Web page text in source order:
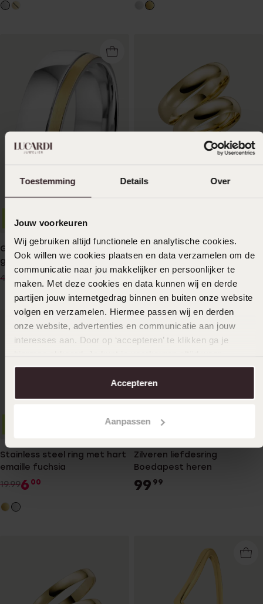
Toestemming Details Over
Jouw voorkeuren
Wij gebruiken altijd functionele en analytische cookies.
Ook willen we cookies plaatsen en data verzamelen om de
communicatie naar jou makkelijker en persoonlijker te
maken. Met deze cookies en data kunnen wij en derde
partijen jouw internetgedrag binnen en buiten onze website
volgen en verzamelen. Hiermee passen wij en derden
onze website, advertenties en communicatie aan jouw
interesses aan. Door op ‘accepteren’ te klikken ga je
aanpassen. Lees er meer over in onscookiebeleid.
Accepteren
Aanpassen
Gerecycled stainless steel
goldplated heren ring
49.99 15
-70% Personaliseer
14 K geelgouden trouwring
Stainless steel ring met hart
emaille fuchsia
19.996 00
Zilveren liefdesring
Boedapest heren
99 99
2e gratis